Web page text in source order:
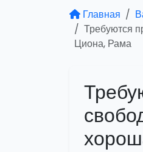
Главная
Требуются
Циона, Рама